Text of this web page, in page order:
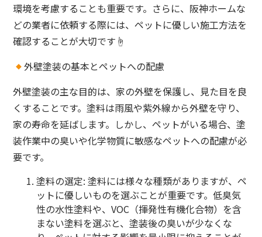
環境を考慮することも重要です。さらに、阪神ホームな
どの業者に依頼する際には、ペットに優しい施工方法を
確認することが大切です☝️
外壁塗装の基本とペットへの配慮
外壁塗装の主な目的は、家の外壁を保護し、見た目を良
くすることです。塗料は雨風や紫外線から外壁を守り、
家の寿命を延ばします。しかし、ペットがいる場合、塗
装作業中の臭いや化学物質に敏感なペットへの配慮が必
要です。
塗料の選定: 塗料には様々な種類がありますが、ペ
ットに優しいものを選ぶことが重要です。低臭気
性の水性塗料や、VOC（揮発性有機化合物）を含
まない塗料を選ぶと、塗装後の臭いが少なくな